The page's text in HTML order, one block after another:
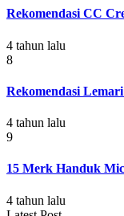
Rekomendasi CC
4 tahun lalu
8
Rekomendasi
4 tahun lalu
9
15 Merk Handuk
4 tahun lalu